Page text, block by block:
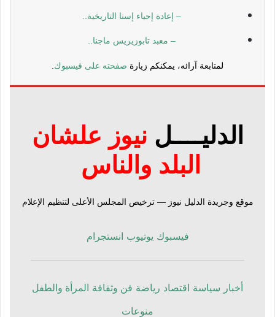
– إعادة إحياء إسنا التاريخية..
– معبد تابوزيريس ماجنا..
لمتابعة آرائه، يمكنكم زيارة صفحته على فيسبوك
الدليــــل نيوز علشان
البلد والناس
موقع وجريدة الدليل نيوز — ترخيص المجلس الأعلى لتنظيم الإعلام
فيسبوك يوتيوب انستجرام
أخبار سياسة اقتصاد رياضة فن وثقافة المرأة والطفل
منوعات